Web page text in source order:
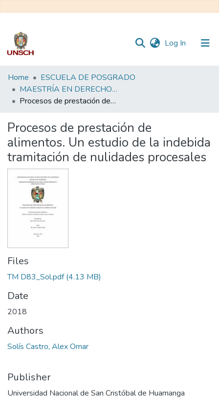
Log In (current)
Communities
&
Collections
Statistics
Home
ESCUELA DE POSGRADO
MAESTRÍA EN DERECHO - DERECHO CIVIL Y COMERCIAL
Procesos de prestación de alimentos. Un estudio de la indebida tramitación de nulidades procesales
Procesos de prestación de
alimentos. Un estudio de la indebida
tramitación de nulidades procesales
Files
TM D83_Sol.pdf(4.13 MB)
Date
2018
Authors
Solís Castro, Alex Omar
Publisher
Universidad Nacional de San Cristóbal de Huamanga